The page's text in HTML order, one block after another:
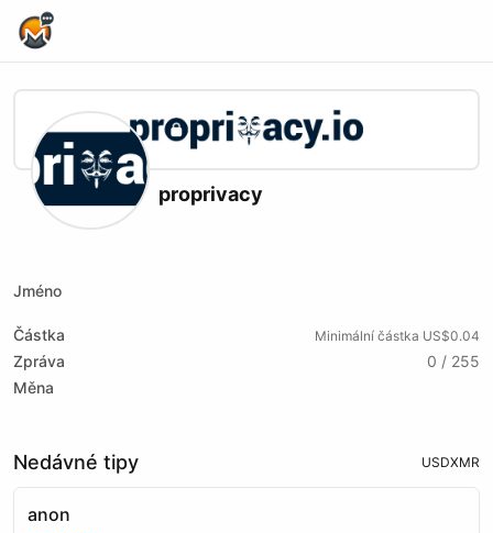
proprivacy
Jméno
Částka Minimální částka US$0.04
Zpráva
0 / 255
Měna
Nedávné tipy USDXMR
anon